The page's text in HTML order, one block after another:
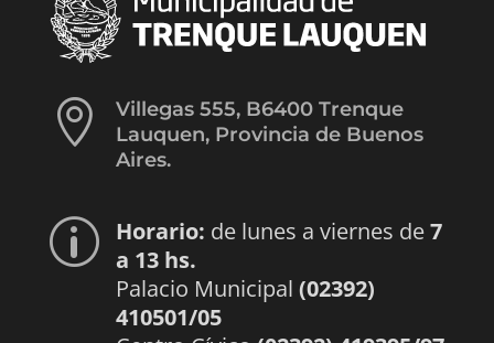

Villegas 555, B6400 Trenque
Lauquen, Provincia de Buenos
Aires.
p Horario: de lunes a viernes de7
a 13 hs.
Palacio Municipal (02392)
410501/05